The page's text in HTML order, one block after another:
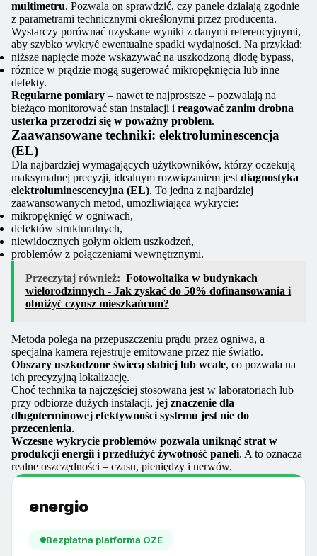
multimetru. Pozwala on sprawdzić, czy panele działają zgodnie
z parametrami technicznymi określonymi przez producenta.
Wystarczy porównać uzyskane wyniki z danymi referencyjnymi,
aby szybko wykryć ewentualne spadki wydajności. Na przykład:
niższe napięcie może wskazywać na uszkodzoną diodę bypass,
różnice w prądzie mogą sugerować mikropęknięcia lub inne
defekty.
Regularne pomiary – nawet te najprostsze – pozwalają na
bieżąco monitorować stan instalacji i reagować zanim drobna
usterka przerodzi się w poważny problem.
Zaawansowane techniki: elektroluminescencja
(EL)
Dla najbardziej wymagających użytkowników, którzy oczekują
maksymalnej precyzji, idealnym rozwiązaniem jest diagnostyka
elektroluminescencyjna (EL). To jedna z najbardziej
zaawansowanych metod, umożliwiająca wykrycie:
mikropęknięć w ogniwach,
defektów strukturalnych,
niewidocznych gołym okiem uszkodzeń,
problemów z połączeniami wewnętrznymi.
Przeczytaj również: Fotowoltaika w budynkach
wielorodzinnych - Jak zyskać do 50% dofinansowania i
obniżyć czynsz mieszkańcom?
Metoda polega na przepuszczeniu prądu przez ogniwa, a
specjalna kamera rejestruje emitowane przez nie światło.
Obszary uszkodzone świecą słabiej lub wcale, co pozwala na
ich precyzyjną lokalizację.
Choć technika ta najczęściej stosowana jest w laboratoriach lub
przy odbiorze dużych instalacji, jej znaczenie dla
długoterminowej efektywności systemu jest nie do
przecenienia.
Wczesne wykrycie problemów pozwala uniknąć strat w
produkcji energii i przedłużyć żywotność paneli. A to oznacza
realne oszczędności – czasu, pieniędzy i nerwów.
energio
Bezpłatna platforma OZE